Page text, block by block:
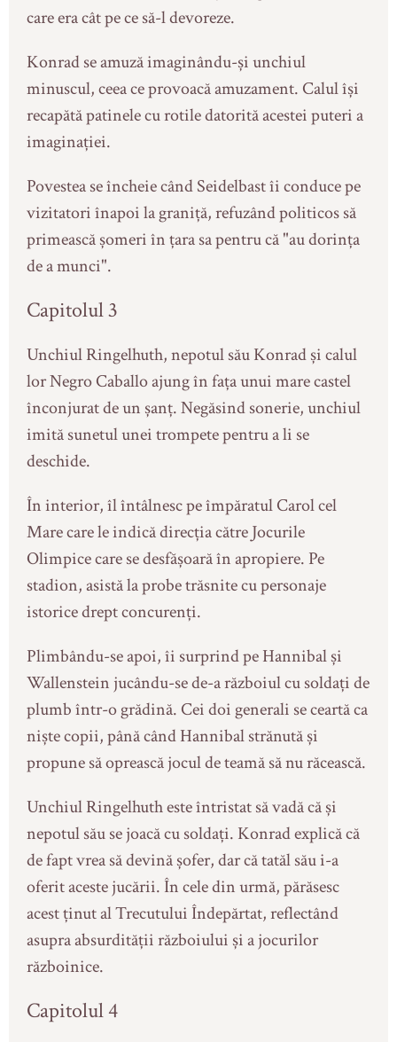
care era cât pe ce să-l devoreze.
Konrad se amuză imaginându-și unchiul
minuscul, ceea ce provoacă amuzament. Calul își
recapătă patinele cu rotile datorită acestei puteri a
imaginației.
Povestea se încheie când Seidelbast îi conduce pe
vizitatori înapoi la graniță, refuzând politicos să
primească șomeri în țara sa pentru că "au dorința
de a munci".
Capitolul 3
Unchiul Ringelhuth, nepotul său Konrad și calul
lor Negro Caballo ajung în fața unui mare castel
înconjurat de un șanț. Negăsind sonerie, unchiul
imită sunetul unei trompete pentru a li se
deschide.
În interior, îl întâlnesc pe împăratul Carol cel
Mare care le indică direcția către Jocurile
Olimpice care se desfășoară în apropiere. Pe
stadion, asistă la probe trăsnite cu personaje
istorice drept concurenți.
Plimbându-se apoi, îi surprind pe Hannibal și
Wallenstein jucându-se de-a războiul cu soldați de
plumb într-o grădină. Cei doi generali se ceartă ca
niște copii, până când Hannibal strănută și
propune să oprească jocul de teamă să nu răcească.
Unchiul Ringelhuth este întristat să vadă că și
nepotul său se joacă cu soldați. Konrad explică că
de fapt vrea să devină șofer, dar că tatăl său i-a
oferit aceste jucării. În cele din urmă, părăsesc
acest ținut al Trecutului Îndepărtat, reflectând
asupra absurdității războiului și a jocurilor
războinice.
Capitolul 4